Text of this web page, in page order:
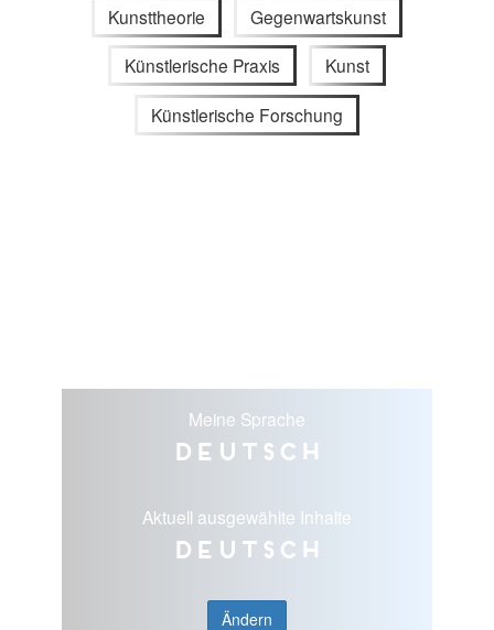
Kunsttheorie Gegenwartskunst
Künstlerische Praxis Kunst
Künstlerische Forschung
Meine Sprache
Deutsch
Aktuell ausgewählte Inhalte
Deutsch
Ändern